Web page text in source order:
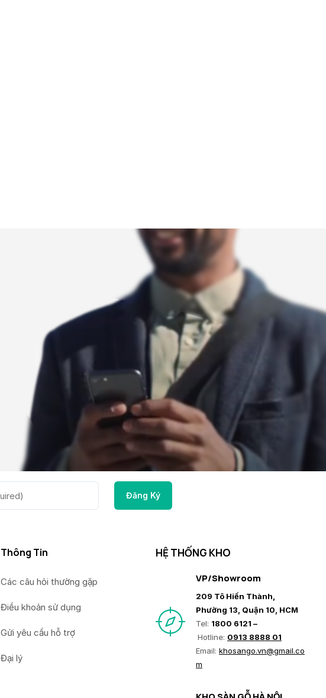
Thông Tin
Các câu hỏi thường gặp
Điều khoản sử dụng
Gửi yêu cầu hỗ trợ
Đại lý
HỆ THỐNG KHO
VP/Showroom
209 Tô Hiến Thành,
Phường 13, Quận 10, HCM
Tel: 1800 6121 –
Hotline: 0913 8888 01
Email: khosango.vn@gmail.co
m